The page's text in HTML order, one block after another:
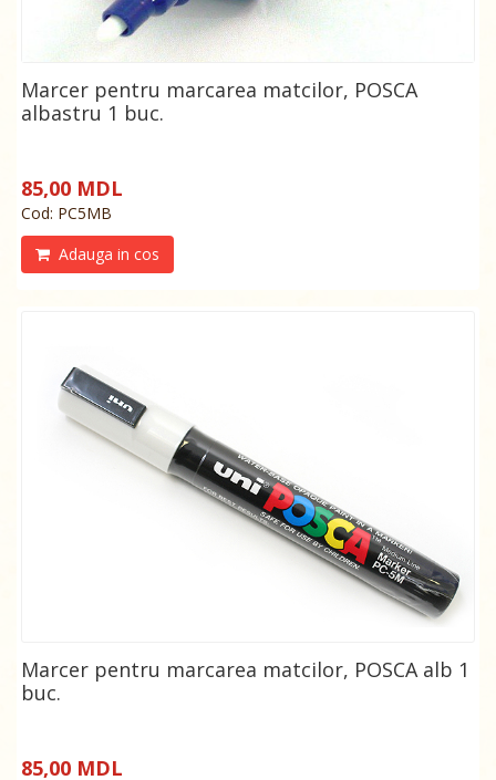
Marcer pentru marcarea matcilor, POSCA
albastru 1 buc.
85,00 MDL
Cod: PC5MB
Adauga in cos
Marcer pentru marcarea matcilor, POSCA alb 1
buc.
85,00 MDL